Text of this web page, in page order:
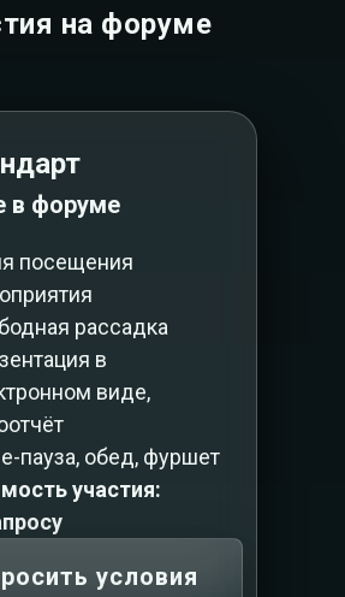
на форуме
в форуме
посещения
рассадка
в
виде,
пауза, обед, фуршет
участия:
условия